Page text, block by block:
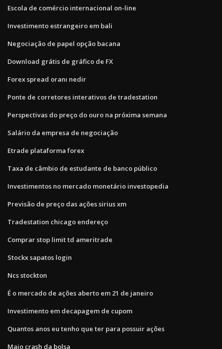
Escola de comércio internacional on-line
Investimento estrangeiro em bali
Negociação de papel opção bacana
Download grátis de gráfico de FX
Forex spread oranı nedir
Ponte de corretores interativos de tradestation
Perspectivas do preço do ouro na próxima semana
Salário da empresa de negociação
Etrade plataforma forex
Taxa de câmbio de estudante de banco público
Investimentos no mercado monetário investopedia
Previsão de preço das ações sirius xm
Tradestation chicago endereço
Comprar stop limit td ameritrade
Stockx sapatos login
Ncs stockton
É o mercado de ações aberto em 21 de janeiro
Investimento em decapagem de cupom
Quantos anos eu tenho que ter para possuir ações
Maio crash da bolsa